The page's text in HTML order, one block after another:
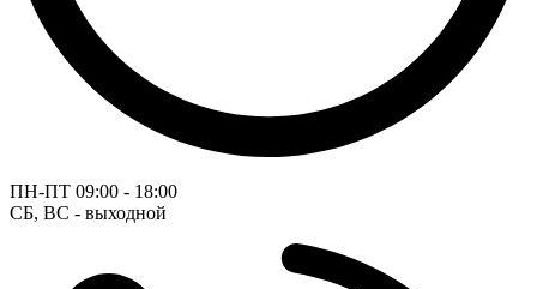
ПН-ПТ 09:00 - 18:00
СБ, ВС - выходной